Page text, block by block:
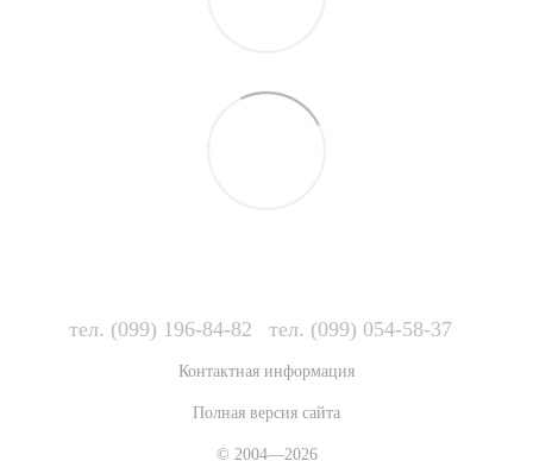
тел. (099) 196-84-82 тел. (099) 054-58-37
Контактная информация
Полная версия сайта
© 2004—2026